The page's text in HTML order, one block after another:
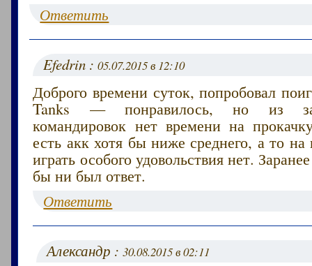
Ответить
Efedrin :05.07.2015 в 12:10
Доброго времени суток, попробовал
Tanks — понравилось, но из за
командировок нет времени на
есть акк хотя бы ниже среднего, а то на
играть особого удовольствия нет.
бы ни был ответ.
Ответить
Александр :30.08.2015 в 02:11